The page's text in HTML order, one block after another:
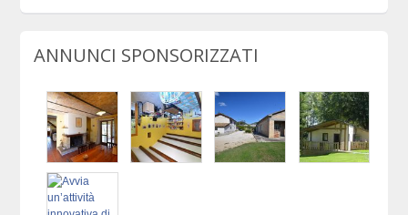
ANNUNCI SPONSORIZZATI